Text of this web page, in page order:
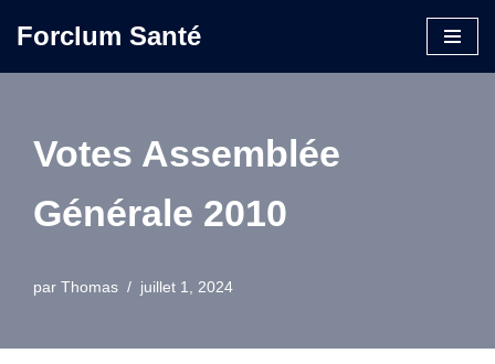
Forclum Santé
Votes Assemblée
Générale 2010
par Thomas juillet 1, 2024